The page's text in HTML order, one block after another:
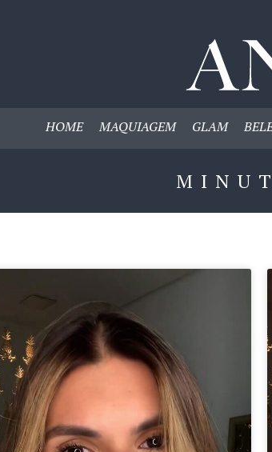
HOME MAQUIAGEM GLAM